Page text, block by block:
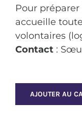
Pour préparer
accueille
volontaires
Contact :
AJOUTER AU